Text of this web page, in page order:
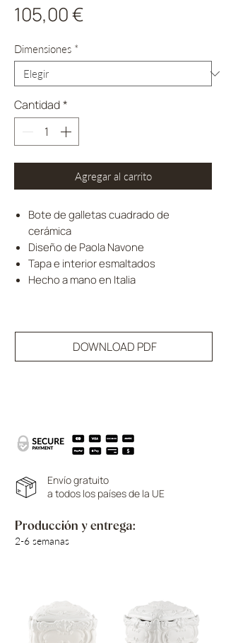
105,00 €
Dimensiones *
Cantidad*
Agregar al carrito
Bote de galletas cuadrado de
cerámica
Diseño de Paola Navone
Tapa e interior esmaltados
Hecho a mano en Italia
DOWNLOAD PDF
Envío gratuito
a todos los países de la UE
Producción y entrega:
2-6 semanas